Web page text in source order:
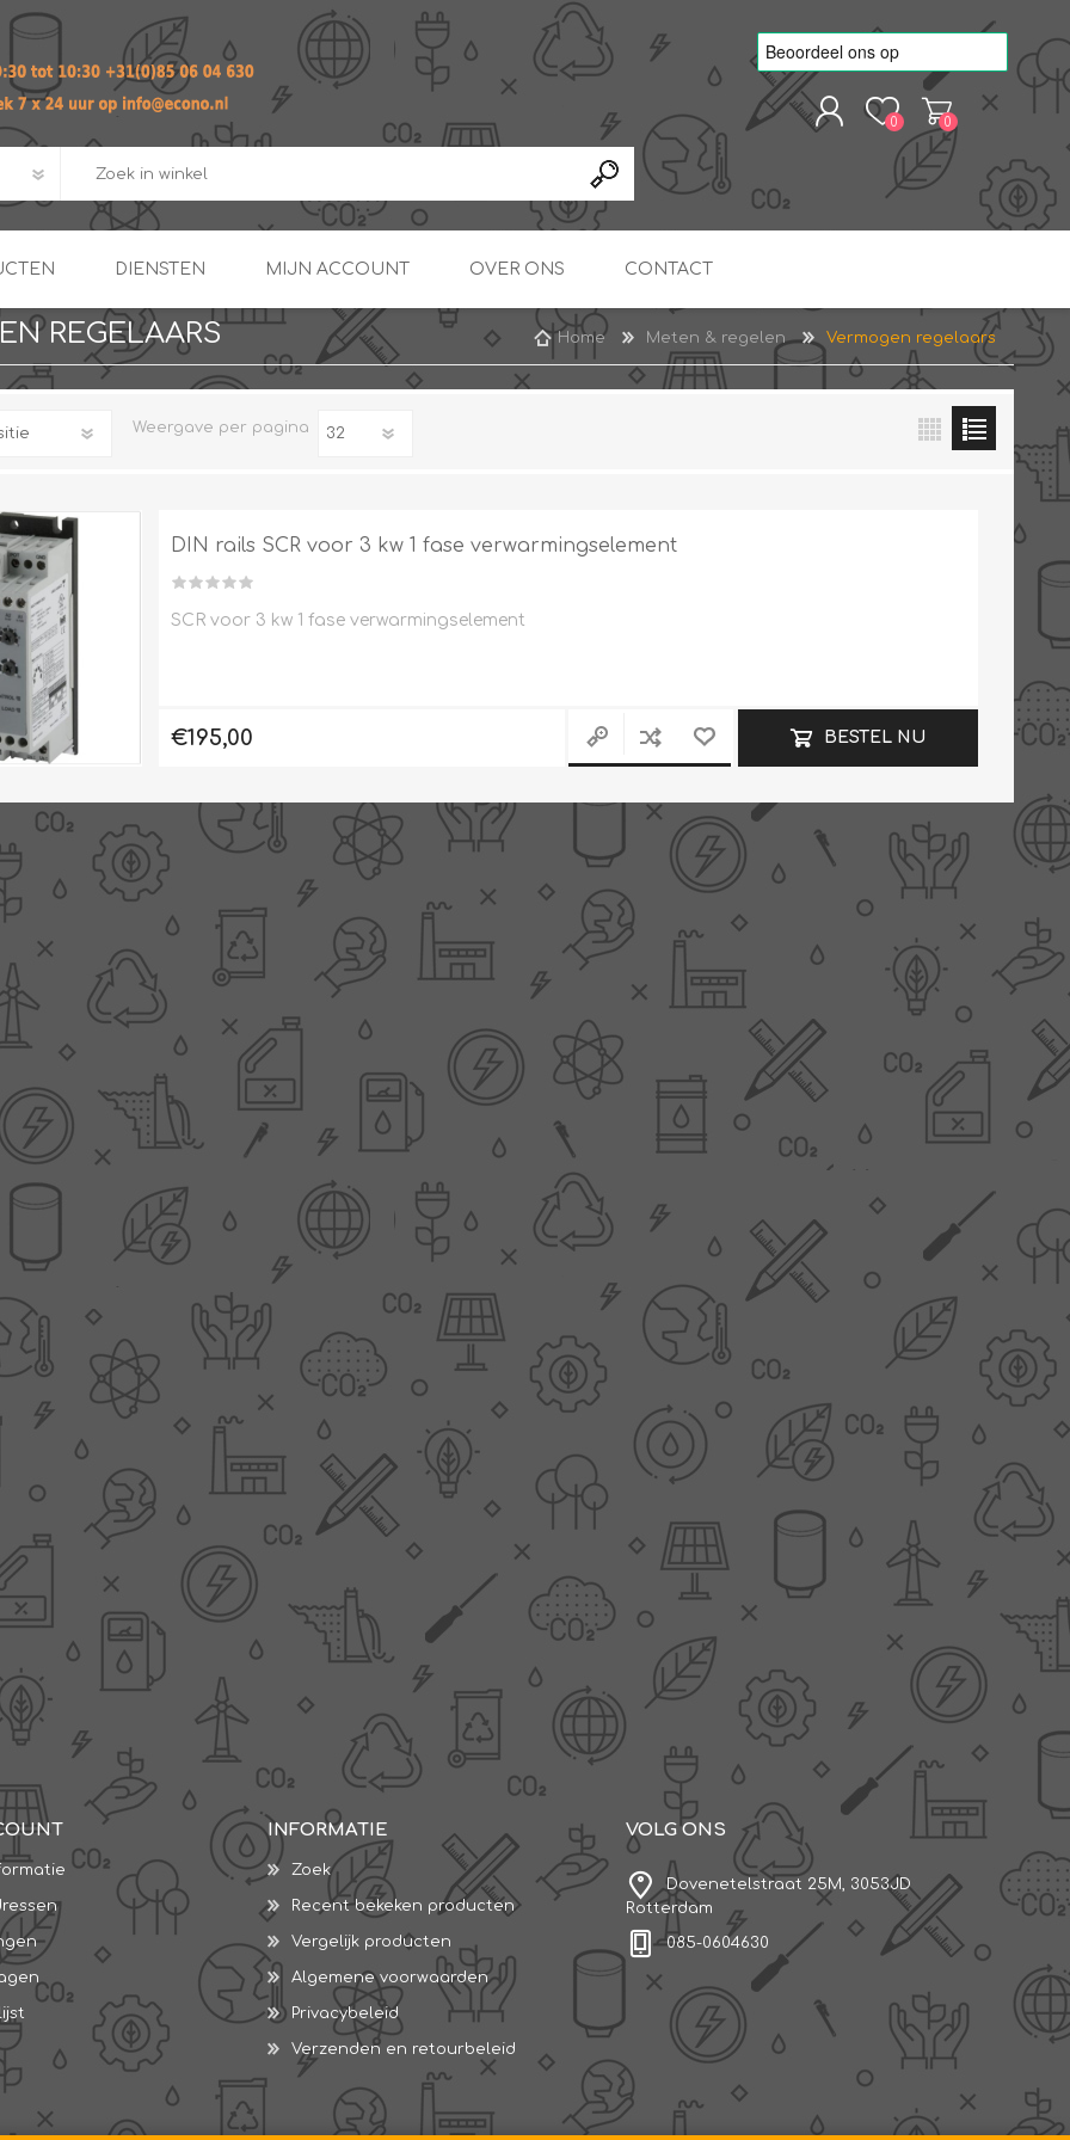
0 0
BUIS EN
Tabel inch-mm
Bronzen fittingen
Collectorkoppelingen
Messing
knelkoppelingen
Pomp koppelingen
Soldeer koppelingen
Solar koppelingen
Solar fittingen
Bekijk alles
DOORSTROOMVERWARMERS
Voorrangsschakelaars
Stiebel Eltron
WIJAS
METEN & REGELEN
CV water
Thermostaten
TA controllers
Internet energiemeter
Sensoren
Tapwater
Vermogen regelaars
ONDERDELEN
Expansievaten
Gereedschap
Inlaatcombinatie
Kleppen
Luchtverwarmers -
Mengers
Bekijk alles
BEREKENINGEN WAT WAARVOOR
AANBIEDINGEN -
TWEEDEKANS
DIENSTEN
ADVIES EN ONTWERP PAKKET
van afgeronde projecten
TNO Precisie
onderzoeks doorstromer
inzetten voor warm water
SECOND OPINION
MIJN ACCOUNT OVER ONS CONTACT
REGELAARS Home Meten & regelen Vermogen regelaars
Weergave per pagina
DIN rails SCR voor 3 kw 1 fase verwarmingselement
SCR voor 3 kw 1 fase verwarmingselement
€195,00 BESTEL NU
INFORMATIE
Zoek
Recent bekeken producten
Vergelijk producten
Algemene voorwaarden
Privacybeleid
Verzenden en retourbeleid
VOLG ONS
Dovenetelstraat 25M, 3053JD
Rotterdam
085-0604630